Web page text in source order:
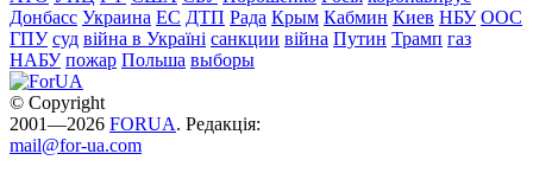
Донбасс Украина ЕС ДТП Рада Крым Кабмин Киев НБУ ООС
ГПУ суд війна в Україні санкции війна Путин Трамп газ
НАБУ пожар Польша выборы
© Copyright
2001—2026 FORUA. Редакція:
mail@for-ua.com